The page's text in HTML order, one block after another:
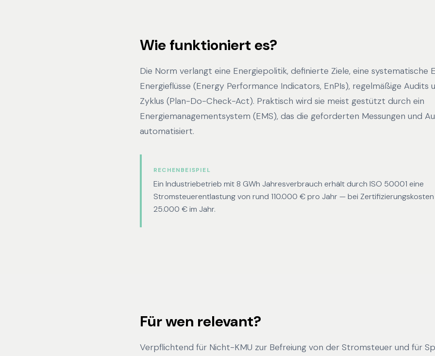
Wie funktioniert es?
Die Norm verlangt eine Energiepolitik, definierte Ziele, eine systematische
Energieflüsse (Energy Performance Indicators, EnPIs), regelmäßige Audits
Zyklus (Plan-Do-Check-Act). Praktisch wird sie meist gestützt durch ein
Energiemanagementsystem (EMS), das die geforderten Messungen und
automatisiert.
RECHENBEISPIEL
Ein Industriebetrieb mit 8 GWh Jahresverbrauch erhält durch ISO 50001 eine
Stromsteuerentlastung von rund 110.000 € pro Jahr — bei
25.000 € im Jahr.
Für wen relevant?
Verpflichtend für Nicht-KMU zur Befreiung von der Stromsteuer und für